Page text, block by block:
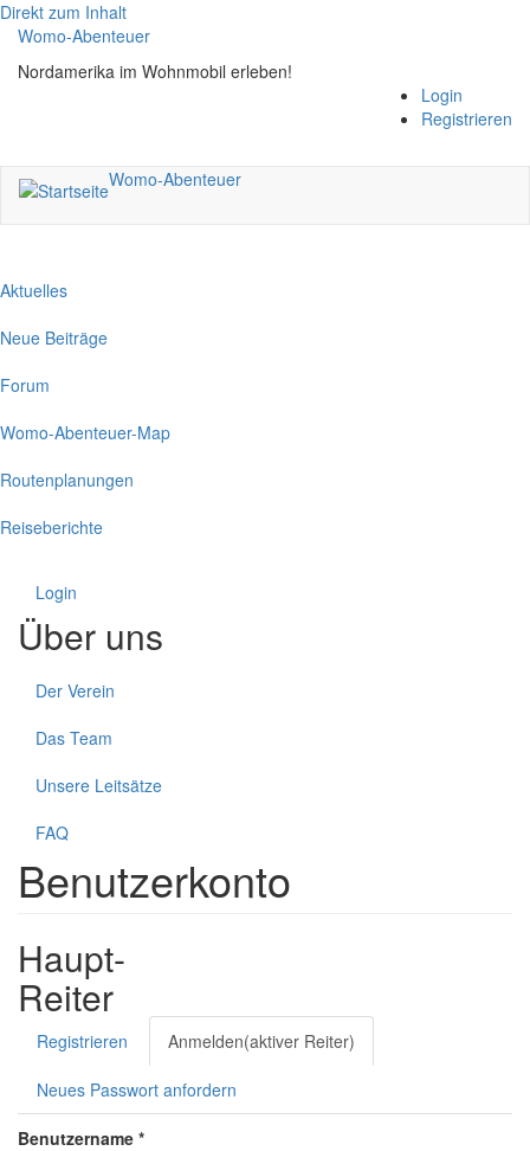
Direkt zum Inhalt
Womo-Abenteuer
Nordamerika im Wohnmobil erleben!
Login
Registrieren
Womo-Abenteuer
Aktuelles
Neue Beiträge
Forum
Womo-Abenteuer-Map
Routenplanungen
Reiseberichte
Login
Über uns
Der Verein
Das Team
Unsere Leitsätze
FAQ
Benutzerkonto
Haupt-
Reiter
Registrieren Anmelden(aktiver Reiter)
Neues Passwort anfordern
Benutzername *